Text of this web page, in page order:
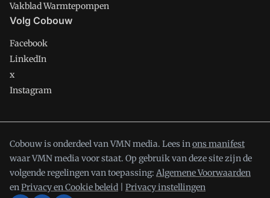
Vakblad Warmtepompen
Volg Cobouw
Facebook
LinkedIn
x
Instagram
Cobouw is onderdeel van VMN media. Lees inons manifest
waar VMN media voor staat. Op gebruik van deze site zijn de
volgende regelingen van toepassing: Algemene Voorwaarden
enPrivacy en Cookie beleid Privacy instellingen